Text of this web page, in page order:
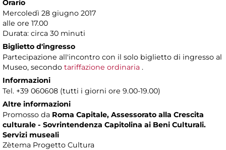
Orario
Mercoledì 28 giugno 2017
alle ore 17.00
Durata: circa 30 minuti
Biglietto d'ingresso
Partecipazione all'incontro con il solo biglietto di ingresso al
Museo, secondo tariffazione ordinaria .
Informazioni
Tel. +39 060608 (tutti i giorni ore 9.00-19.00)
Altre informazioni
Promosso da Roma Capitale, Assessorato alla Crescita
culturale - Sovrintendenza Capitolina ai Beni Culturali.
Servizi museali
Zètema Progetto Cultura